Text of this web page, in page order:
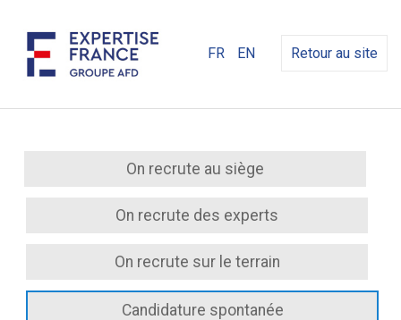
FR EN Retour au site
On recrute au siège
On recrute des experts
On recrute sur le terrain
Candidature spontanée